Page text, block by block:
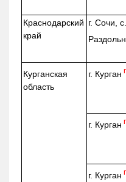
Краснодарский
край
г. Сочи, с.
Курганская
область
г. Курган
г. Курган
г. Курган